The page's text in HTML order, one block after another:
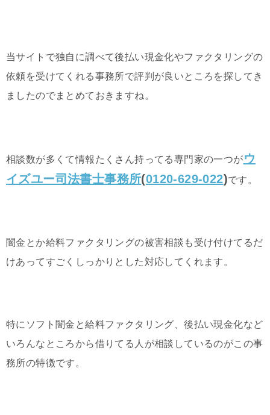
当サイトで独自に調べて後払い現金化やファクタリングの
依頼を受けてくれる事務所で評判が良いところを探してき
ましたのでまとめておきますね。
相談数が多くて情報たくさん持ってる専門家の一つがウ
イズユー司法書士事務所(0120-629-022)です。
闇金とか給料ファクタリングの被害相談も受け付けてるだ
けあってすごくしっかりとした対応してくれます。
特にソフト闇金と給料ファクタリング、後払い現金化など
いろんなところから借りてる人が相談しているのがこの事
務所の特徴です。